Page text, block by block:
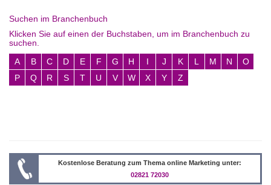
Suchen im Branchenbuch
Klicken Sie auf einen der Buchstaben, um im Branchenbuch zu
suchen.
A
B C D E F G H I J K L M N
O
P
Q R S T U V W X Y Z
Kostenlose Beratung zum Thema online Marketing unter:
02821 72030